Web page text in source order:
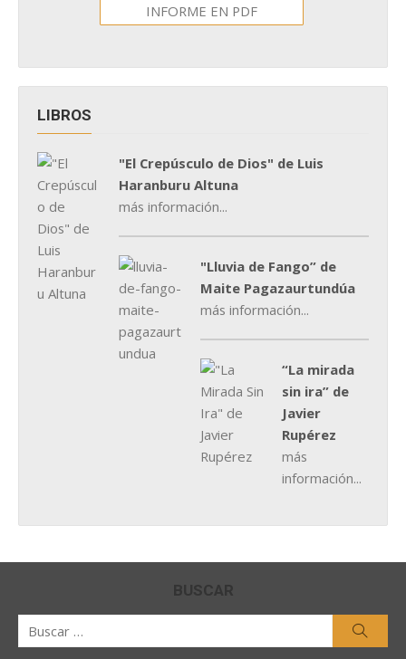
INFORME EN PDF
LIBROS
"El Crepúsculo de Dios" de Luis
Haranburu Altuna
más información...
"Lluvia de Fango” de
Maite Pagazaurtundúa
más información...
“La mirada
sin ira” de
Javier
Rupérez
más
información...
BUSCAR